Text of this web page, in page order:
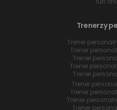
Trenerzy
Trener
Trener
Trener
Trener
Trener
Trener
Trener
Trener
Trener